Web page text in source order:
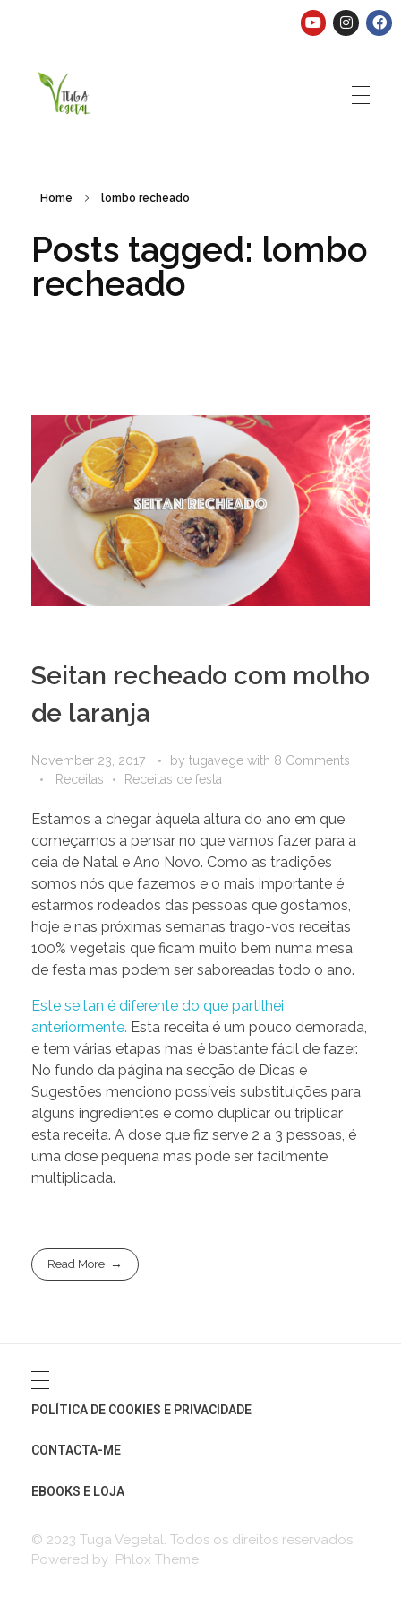
Home lombo recheado
Posts tagged: lombo
recheado
Seitan recheado com molho
de laranja
November 23, 2017 by tugavege with 8 Comments
Receitas
Receitas de festa
Estamos a chegar àquela altura do ano em que
começamos a pensar no que vamos fazer para a
ceia de Natal e Ano Novo. Como as tradições
somos nós que fazemos e o mais importante é
estarmos rodeados das pessoas que gostamos,
hoje e nas próximas semanas trago-vos receitas
100% vegetais que ficam muito bem numa mesa
de festa mas podem ser saboreadas todo o ano.
Este seitan é diferente do que partilhei
anteriormente. Esta receita é um pouco demorada,
e tem várias etapas mas é bastante fácil de fazer.
No fundo da página na secção de Dicas e
Sugestões menciono possíveis substituições para
alguns ingredientes e como duplicar ou triplicar
esta receita. A dose que fiz serve 2 a 3 pessoas, é
uma dose pequena mas pode ser facilmente
multiplicada.
Read More
POLÍTICA DE COOKIES E PRIVACIDADE
CONTACTA-ME
EBOOKS E LOJA
© 2023 Tuga Vegetal. Todos os direitos reservados.
Powered by Phlox Theme